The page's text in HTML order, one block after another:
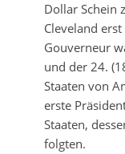
Dollar Schein
Cleveland
Gouverneur
und der 24.
Staaten von
erste
Staaten,
folgten.